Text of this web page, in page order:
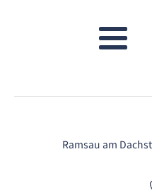
Ramsau am